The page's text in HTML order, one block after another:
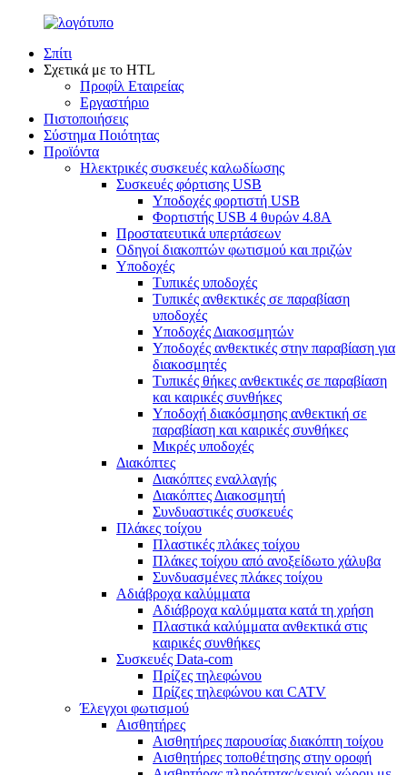
Σπίτι
Σχετικά με το HTL
Προφίλ Εταιρείας
Εργαστήριο
Πιστοποιήσεις
Σύστημα Ποιότητας
Προϊόντα
Ηλεκτρικές συσκευές καλωδίωσης
Συσκευές φόρτισης USB
Υποδοχές φορτιστή USB
Φορτιστής USB 4 θυρών 4.8A
Προστατευτικά υπερτάσεων
Οδηγοί διακοπτών φωτισμού και πριζών
Υποδοχές
Τυπικές υποδοχές
Τυπικές ανθεκτικές σε παραβίαση
υποδοχές
Υποδοχές Διακοσμητών
Υποδοχές ανθεκτικές στην παραβίαση για
διακοσμητές
Τυπικές θήκες ανθεκτικές σε παραβίαση
και καιρικές συνθήκες
Υποδοχή διακόσμησης ανθεκτική σε
παραβίαση και καιρικές συνθήκες
Μικρές υποδοχές
Διακόπτες
Διακόπτες εναλλαγής
Διακόπτες Διακοσμητή
Συνδυαστικές συσκευές
Πλάκες τοίχου
Πλαστικές πλάκες τοίχου
Πλάκες τοίχου από ανοξείδωτο χάλυβα
Συνδυασμένες πλάκες τοίχου
Αδιάβροχα καλύμματα
Αδιάβροχα καλύμματα κατά τη χρήση
Πλαστικά καλύμματα ανθεκτικά στις
καιρικές συνθήκες
Συσκευές Data-com
Πρίζες τηλεφώνου
Πρίζες τηλεφώνου και CATV
Έλεγχοι φωτισμού
Αισθητήρες
Αισθητήρες παρουσίας διακόπτη τοίχου
Αισθητήρες τοποθέτησης στην οροφή